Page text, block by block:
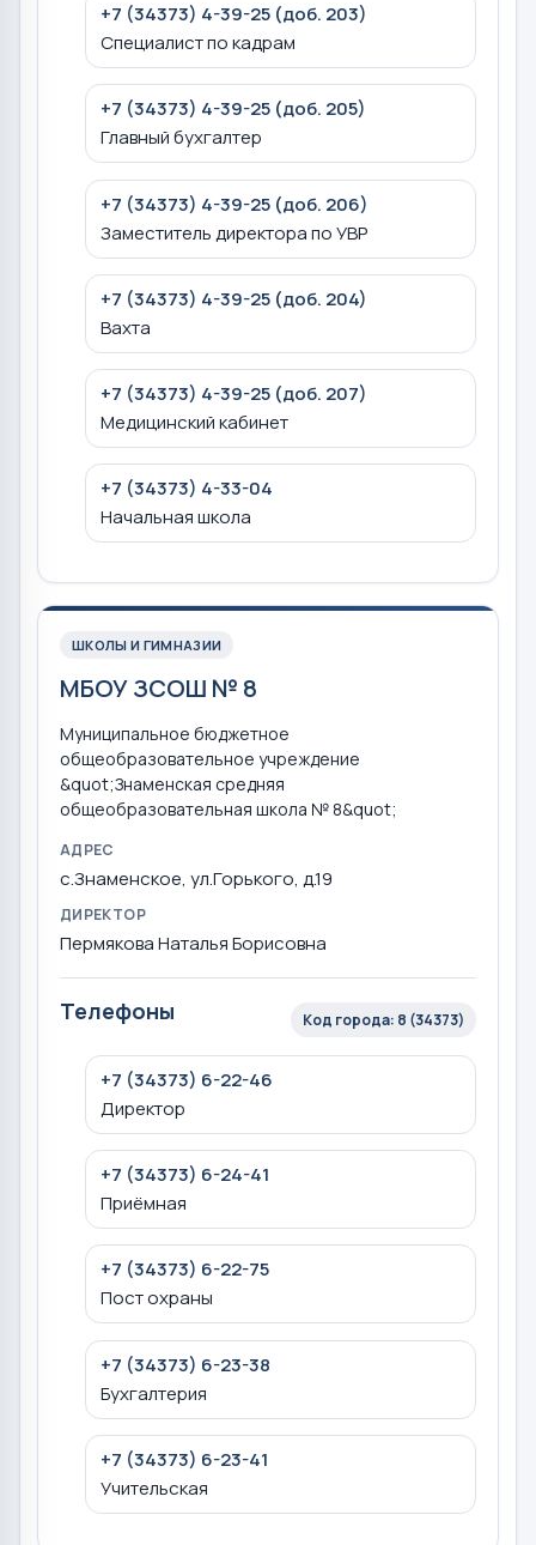
+7 (34373) 4-39-25 (доб. 203)
Специалист по кадрам
+7 (34373) 4-39-25 (доб. 205)
Главный бухгалтер
+7 (34373) 4-39-25 (доб. 206)
Заместитель директора по УВР
+7 (34373) 4-39-25 (доб. 204)
Вахта
+7 (34373) 4-39-25 (доб. 207)
Медицинский кабинет
+7 (34373) 4-33-04
Начальная школа
ШКОЛЫ И ГИМНАЗИИ
МБОУ ЗСОШ № 8
Муниципальное бюджетное
общеобразовательное учреждение
&quot;Знаменская средняя
общеобразовательная школа № 8&quot;
АДРЕС
с.Знаменское, ул.Горького, д.19
ДИРЕКТОР
Пермякова Наталья Борисовна
Телефоны Код города: 8 (34373)
+7 (34373) 6-22-46
Директор
+7 (34373) 6-24-41
Приёмная
+7 (34373) 6-22-75
Пост охраны
+7 (34373) 6-23-38
Бухгалтерия
+7 (34373) 6-23-41
Учительская